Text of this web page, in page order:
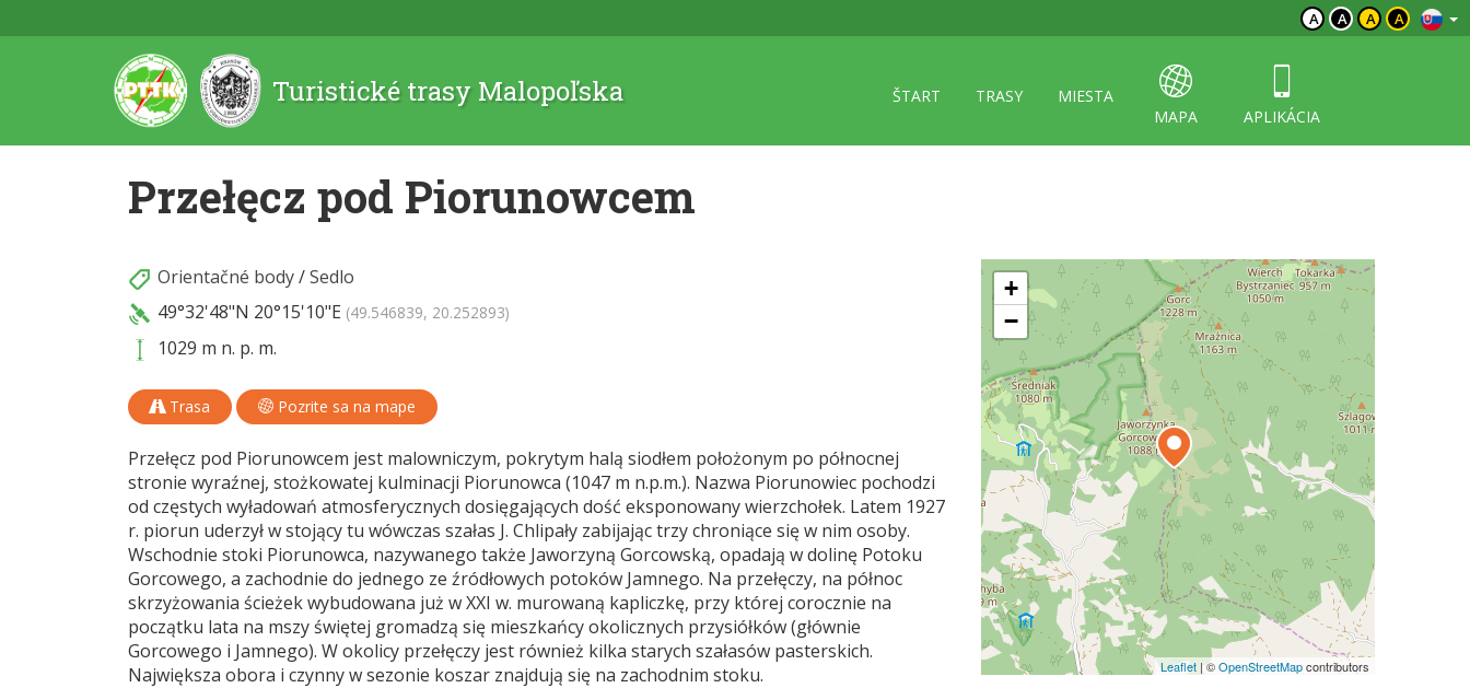
A A A A
Turistické trasy Malopoľska ŠTART TRASY
MIESTA
MAPA
APLIKÁCIA
Przełęcz pod Piorunowcem
Orientačné body/Sedlo
49°32'48"N 20°15'10"E (49.546839, 20.252893)
1029 m n. p. m.
Trasa Pozrite sa na mape
Przełęcz pod Piorunowcem jest malowniczym, pokrytym halą siodłem położonym po północnej
stronie wyraźnej, stożkowatej kulminacji Piorunowca (1047 m n.p.m.). Nazwa Piorunowiec pochodzi
od częstych wyładowań atmosferycznych dosięgających dość eksponowany wierzchołek. Latem 1927
r. piorun uderzył w stojący tu wówczas szałas J. Chlipały zabijając trzy chroniące się w nim osoby.
Wschodnie stoki Piorunowca, nazywanego także Jaworzyną Gorcowską, opadają w dolinę Potoku
Gorcowego, a zachodnie do jednego ze źródłowych potoków Jamnego. Na przełęczy, na północ
skrzyżowania ścieżek wybudowana już w XXI w. murowaną kapliczkę, przy której corocznie na
początku lata na mszy świętej gromadzą się mieszkańcy okolicznych przysiółków (głównie
Gorcowego i Jamnego). W okolicy przełęczy jest również kilka starych szałasów pasterskich.
Największa obora i czynny w sezonie koszar znajdują się na zachodnim stoku.
+
−
Leaflet | ©OpenStreetMapcontributors